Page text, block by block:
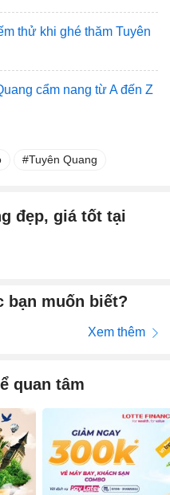
thử khi ghé thăm Tuyên
cẩm nang từ A đến Z
Tuyên Quang
đẹp, giá tốt tại
bạn muốn biết?
Xem thêm
quan tâm